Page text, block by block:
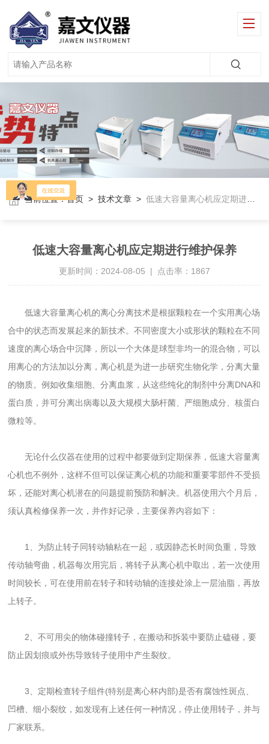
当前位置：首页 >技术文章 >低速大容量离心机应定期进行维护保养
低速大容量离心机应定期进行维护保养
更新时间：2024-08-05 | 点击率：1867
低速大容量离心机的离心分离技术是根据颗粒在一个实用离心场
合中的状态而发展起来的新技术。不同密度大小或形状的颗粒在不同
速度的离心场合中沉降，所以一个大体是球型非均一的混合物，可以
用离心的方法加以分离，离心机是为进一步研究生物化学，分离大量
的物质。例如收集细胞、分离血浆，从这些纯化的制剂中分离DNA和
蛋白质，并可分离出病毒以及大规模大肠杆菌、严细胞成分、核蛋白
微粒等。
无论什么仪器在使用的过程中都要做到定期保养，低速大容量离
心机也不例外，这样不但可以保证离心机的功能和重要零部件不受损
坏，还能对离心机潜在的问题提前预防和解决。机器使用六个月后，
须认真检修保养一次，并作好记录，主要保养内容如下：
1、为防止转子同转动轴粘在一起，或因静态长时间负重，导致
传动轴弯曲，机器每次用完后，将转子从离心机中取出，若一次使用
时间较长，可在使用前在转子和转动轴的连接处涂上一层油脂，再放
上转子。
2、不可用尖的物体碰撞转子，在搬动和拆装中要防止磕碰，要
防止因划痕或外伤导致转子使用中产生裂纹。
3、定期检查转子组件(特别是离心杯内部)是否有腐蚀性斑点、
凹槽、细小裂纹，如发现有上述任何一种情况，停止使用转子，并与
厂家联系。